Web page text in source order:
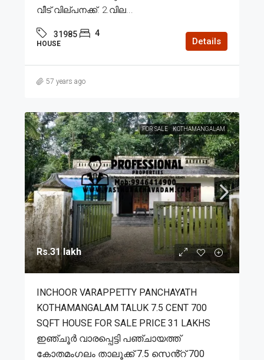
വീട് വില്പനക്ക്. 2.വില...
31985 4
HOUSE Details
57 years ago
FOR SALE KOTHAMANGALAM
Rs.31 lakh
INCHOOR VARAPPETTY PANCHAYATH
KOTHAMANGALAM TALUK 7.5 CENT 700
SQFT HOUSE FOR SALE PRICE 31 LAKHS
ഇഞ്ചൂർ വാരപ്പെട്ടി പഞ്ചായത്ത്
കോതമംഗലം താലൂക്ക് 7.5 സെൻ്റ് 700